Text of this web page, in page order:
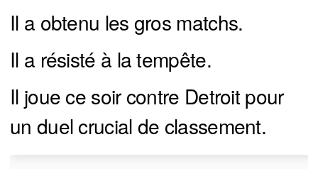
Il a obtenu les gros matchs.
Il a résisté à la tempête.
Il joue ce soir contre Detroit pour
un duel crucial de classement.